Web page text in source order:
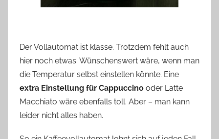
Der Vollautomat ist klasse. Trotzdem fehlt auch
hier noch etwas. Wünschenswert wäre, wenn man
die Temperatur selbst einstellen könnte. Eine
extra Einstellung für Cappuccino oder Latte
Macchiato wäre ebenfalls toll. Aber – man kann
leider nicht alles haben.